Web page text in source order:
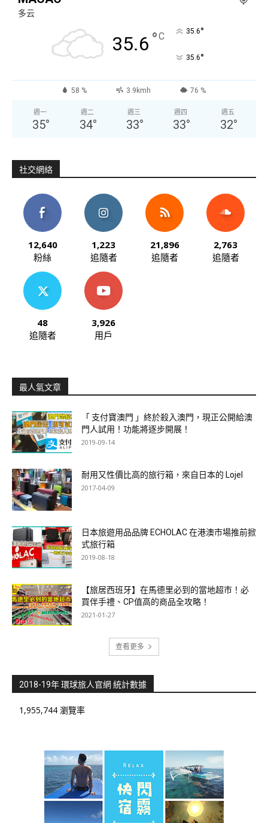
多云
35.6 °C 35.6°
35.6°
58 % 3.9kmh 76 %
週一
35°
週二
34°
週三
33°
週四
33°
週五
32°
社交網絡
12,640
粉絲
1,223
追隨者
21,896
追隨者
2,763
追隨者
48
追隨者
3,926
用戶
最人氣文章
「 支付寶澳門 」終於殺入澳門，現正公開給澳
門人試用！功能將逐步開展！
2019-09-14
耐用又性價比高的旅行箱，來自日本的 Lojel
2017-04-09
日本旅遊用品品牌 ECHOLAC 在港澳市場推前掀
式旅行箱
2019-08-18
【旅居西班牙】在馬德里必到的當地超市！必
買伴手禮、CP值高的商品全攻略！
2021-01-27
查看更多
2018-19年 環球旅人官網 統計數據
1,955,744 瀏覽率